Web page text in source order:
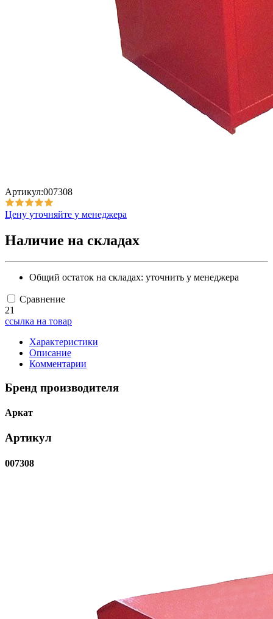
Артикул:007308
Цену уточняйте у менеджера
Наличие на складах
Общий остаток на складах: уточнить у менеджера
Сравнение
21
ссылка на товар
Характеристики
Описание
Комментарии
Бренд производителя
Аркат
Артикул
007308